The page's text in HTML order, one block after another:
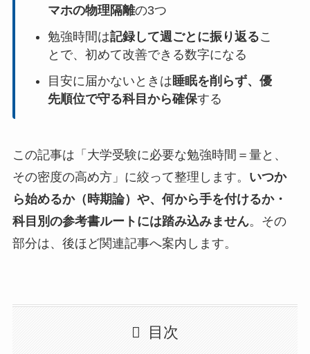
マホの物理隔離の3つ
勉強時間は記録して週ごとに振り返るこ
とで、初めて改善できる数字になる
目安に届かないときは睡眠を削らず、優
先順位で守る科目から確保する
この記事は「大学受験に必要な勉強時間＝量と、
その密度の高め方」に絞って整理します。 いつか
ら始めるか（時期論）や、何から手を付けるか・
科目別の参考書ルートには踏み込みません。その
部分は、後ほど関連記事へ案内します。
目次